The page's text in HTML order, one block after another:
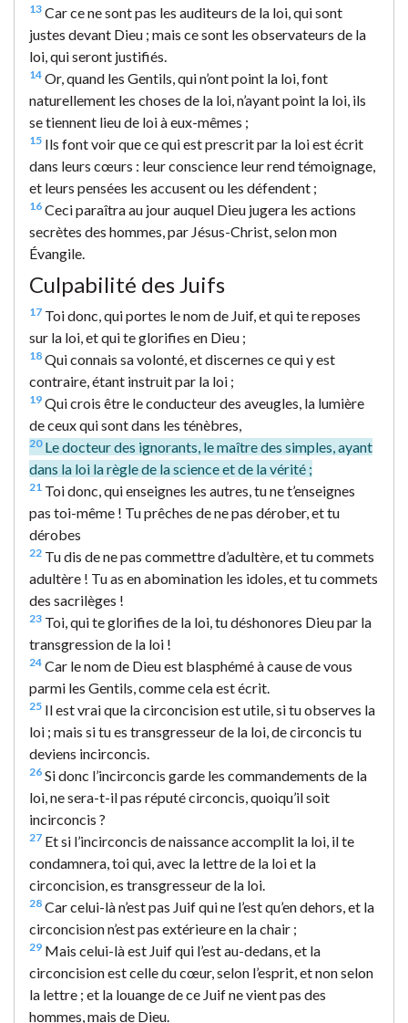
13 Car ce ne sont pas les auditeurs de la loi, qui sont
justes devant Dieu ; mais ce sont les observateurs de la
loi, qui seront justifiés.
14 Or, quand les Gentils, qui n’ont point la loi, font
naturellement les choses de la loi, n’ayant point la loi, ils
se tiennent lieu de loi à eux-mêmes ;
15 Ils font voir que ce qui est prescrit par la loi est écrit
dans leurs cœurs : leur conscience leur rend témoignage,
et leurs pensées les accusent ou les défendent ;
16 Ceci paraîtra au jour auquel Dieu jugera les actions
secrètes des hommes, par Jésus-Christ, selon mon
Évangile.
Culpabilité des Juifs
17 Toi donc, qui portes le nom de Juif, et qui te reposes
sur la loi, et qui te glorifies en Dieu ;
18 Qui connais sa volonté, et discernes ce qui y est
contraire, étant instruit par la loi ;
19 Qui crois être le conducteur des aveugles, la lumière
de ceux qui sont dans les ténèbres,
20Le docteur des ignorants, le maître des simples, ayant
dans la loi la règle de la science et de la vérité ;
21 Toi donc, qui enseignes les autres, tu ne t’enseignes
pas toi-même ! Tu prêches de ne pas dérober, et tu
dérobes
22 Tu dis de ne pas commettre d’adultère, et tu commets
adultère ! Tu as en abomination les idoles, et tu commets
des sacrilèges !
23 Toi, qui te glorifies de la loi, tu déshonores Dieu par la
transgression de la loi !
24 Car le nom de Dieu est blasphémé à cause de vous
parmi les Gentils, comme cela est écrit.
25 Il est vrai que la circoncision est utile, si tu observes la
loi ; mais si tu es transgresseur de la loi, de circoncis tu
deviens incirconcis.
26 Si donc l’incirconcis garde les commandements de la
loi, ne sera-t-il pas réputé circoncis, quoiqu’il soit
incirconcis ?
27 Et si l’incirconcis de naissance accomplit la loi, il te
condamnera, toi qui, avec la lettre de la loi et la
circoncision, es transgresseur de la loi.
28 Car celui-là n’est pas Juif qui ne l’est qu’en dehors, et la
circoncision n’est pas extérieure en la chair ;
29 Mais celui-là est Juif qui l’est au-dedans, et la
circoncision est celle du cœur, selon l’esprit, et non selon
la lettre ; et la louange de ce Juif ne vient pas des
hommes, mais de Dieu.